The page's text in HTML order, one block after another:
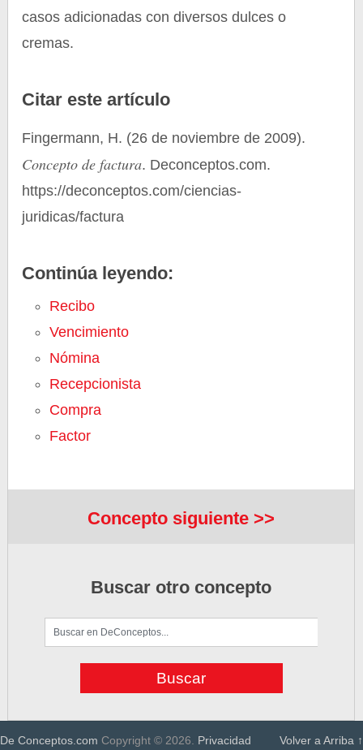
casos adicionadas con diversos dulces o
cremas.
Citar este artículo
Fingermann, H. (26 de noviembre de 2009).
Concepto de factura. Deconceptos.com.
https://deconceptos.com/ciencias-
juridicas/factura
Continúa leyendo:
Recibo
Vencimiento
Nómina
Recepcionista
Compra
Factor
Concepto siguiente >>
Buscar otro concepto
De Conceptos.com Copyright © 2026. Privacidad Volver a Arriba ↑